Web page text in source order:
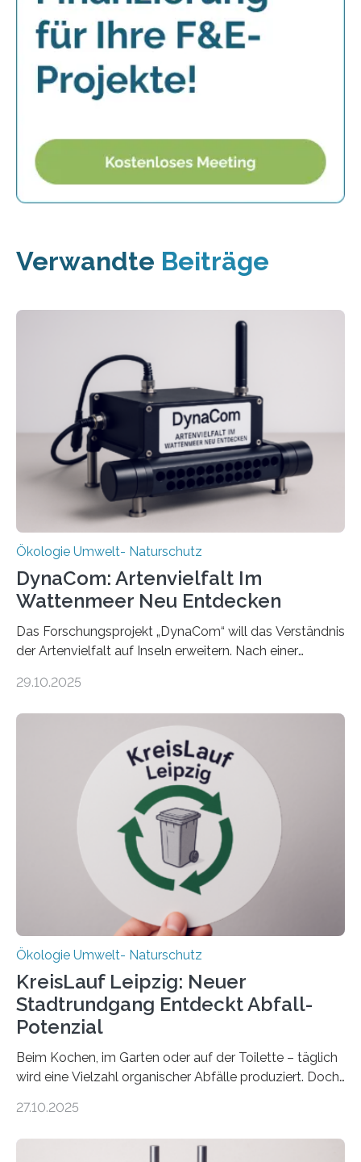
Verwandte Beiträge
Ökologie Umwelt- Naturschutz
DynaCom: Artenvielfalt Im
Wattenmeer Neu Entdecken
Das Forschungsprojekt „DynaCom“ will das Verständnis
der Artenvielfalt auf Inseln erweitern. Nach einer
Beobachtungen im Wattenmeer ist nun eine große
Oldenburg befassen sich insbesondere damit, wie ein
Ökosystem gedeiht – und wie sich dieser Prozess
verlässlich prognostizieren lässt. Grünes Licht für
„DynaCom“: Die Deutsche Forschungsgemeinschaft
(DFG) fördert das Anfang 2019 gestartete
Forschungsprojekt an der Universität Oldenburg für
zwei weitere Jahre mit rund 1,2 Millionen Euro. „Wir
freuen uns sehr über…
29.10.2025
Ökologie Umwelt- Naturschutz
KreisLauf Leipzig: Neuer
Stadtrundgang Entdeckt Abfall-
Potenzial
Beim Kochen, im Garten oder auf der Toilette – täglich
wird eine Vielzahl organischer Abfälle produziert. Doch
Potenzial nur dann entfalten können, wenn sie in
27.10.2025